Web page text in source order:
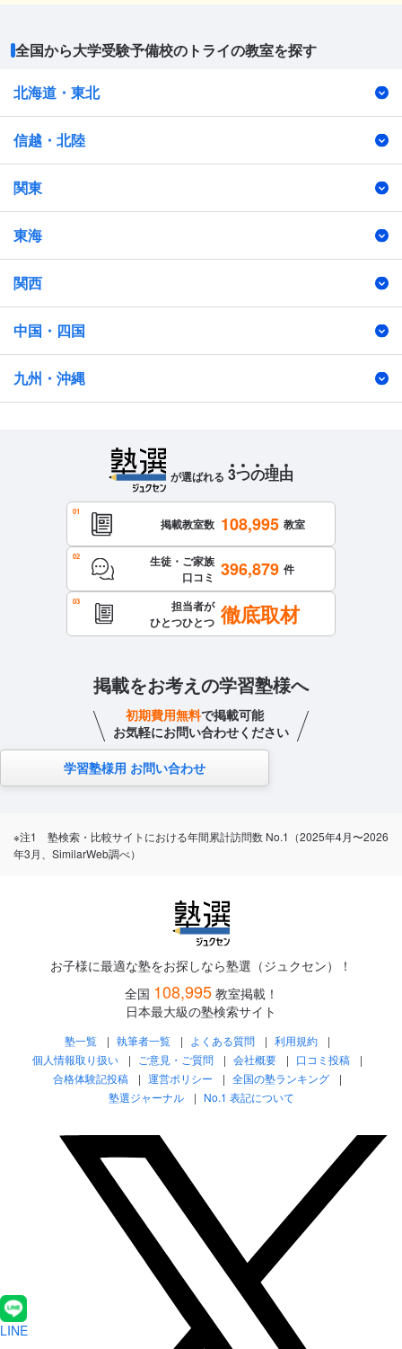
全国から大学受験予備校のトライの教室を探す
北海道・東北
信越・北陸
関東
東海
関西
中国・四国
九州・沖縄
が選ばれる 3つの理由
掲載教室数 108,995 教室
生徒・ご家族
口コミ 396,879 件
担当者が
ひとつひとつ 徹底取材
掲載をお考えの学習塾様へ
初期費用無料で掲載可能
お気軽にお問い合わせください
学習塾様用 お問い合わせ
※注1 塾検索・比較サイトにおける年間累計訪問数 No.1（2025年4月〜2026
年3月、SimilarWeb調べ）
お子様に最適な塾をお探しなら塾選（ジュクセン）！
全国 108,995 教室掲載！
日本最大級の塾検索サイト
塾一覧 執筆者一覧 よくある質問
利用規約
個人情報取り扱い
ご意見・ご質問 会社概要
口コミ投稿
合格体験記投稿
運営ポリシー
全国の塾ランキング
塾選ジャーナル
No.1 表記について
LINE